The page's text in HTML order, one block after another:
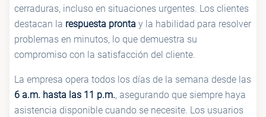
cerraduras, incluso en situaciones urgentes. Los clientes
destacan la respuesta pronta y la habilidad para resolver
problemas en minutos, lo que demuestra su
compromiso con la satisfacción del cliente.
La empresa opera todos los días de la semana desde las
6 a.m. hasta las 11 p.m., asegurando que siempre haya
asistencia disponible cuando se necesite. Los usuarios